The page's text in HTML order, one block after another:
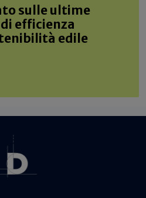
sulle ultime
efficienza
edile